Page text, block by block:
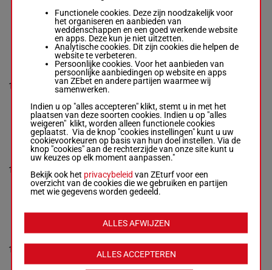
Box: 11 -
R/5 -55
8p 6p 2p 4p
10
ARCTIC LEGEND
Jean Van
Overmeire-
Cody Morgan
R/4 -55
1p 7p 5p 7p
R/455 kg
1p 7p 5p 4
11
STANDING BEAR
Shannen
Llewellyn-Jane
Clement
Box: 9 -R/8 -
53.5 kg
6p 8p 9p 5p 5p
R/8 kg
6p 8p 9p
5p 5p
12
Shae Wilkes-
Wayne Wilkes
53.5 kg
R/553.5
kg
1p 4p 2p
3p 4p
3
Functionele cookies. Deze zijn noodzakelijk voor
het organiseren en aanbieden van
weddenschappen en een goed werkende website
en apps. Deze kun je niet uitzetten.
Analytische cookies. Dit zijn cookies die helpen de
website te verbeteren.
Persoonlijke cookies. Voor het aanbieden van
persoonlijke aanbiedingen op website en apps
van ZEbet en andere partijen waarmee wij
samenwerken.
Indien u op "alles accepteren" klikt, stemt u in met het
plaatsen van deze soorten cookies. Indien u op "alles
weigeren" klikt, worden alleen functionele cookies
geplaatst. Via de knop "cookies instellingen" kunt u uw
cookievoorkeuren op basis van hun doel instellen. Via de
knop "cookies" aan de rechterzijde van onze site kunt u
uw keuzes op elk moment aanpassen."
Bekijk ook het privacybeleid van ZEturf voor een
overzicht van de cookies die we gebruiken en partijen
met wie gegevens worden gedeeld.
ALLES ACCEPTEREN
ALLES AFWIJZEN